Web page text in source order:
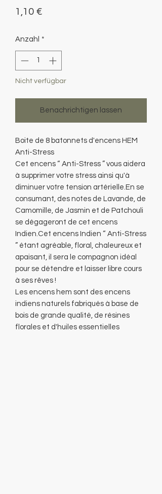
1,10 €Preis
Anzahl *
Nicht verfügbar
Benachrichtigen lassen
Boite de 8 batonnets d'encens HEM
Anti-Stress
Cet encens “ Anti-Stress ” vous aidera
à supprimer votre stress ainsi qu'à
diminuer votre tension artérielle.En se
consumant, des notes de Lavande, de
Camomille, de Jasmin et de Patchouli
se dégageront de cet encens
Indien.Cet encens Indien “ Anti-Stress
” étant agréable, floral, chaleureux et
apaisant, il sera le compagnon idéal
pour se détendre et laisser libre cours
à ses rêves !
Les encens hem sont des encens
indiens naturels fabriqués à base de
bois de grande qualité, de résines
florales et d'huiles essentielles